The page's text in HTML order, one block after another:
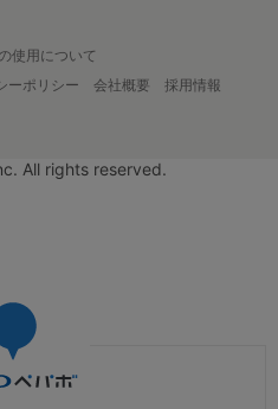
使用について
ーポリシー 会社概要
採用情報
All rights reserved.